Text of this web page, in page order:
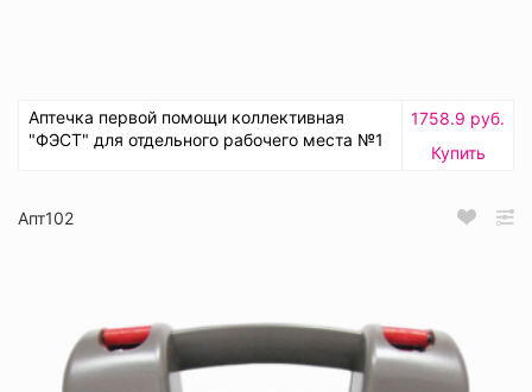
Аптечка первой помощи коллективная
"ФЭСТ" для отдельного рабочего места №1
1758.9 руб.
Купить
Апт102